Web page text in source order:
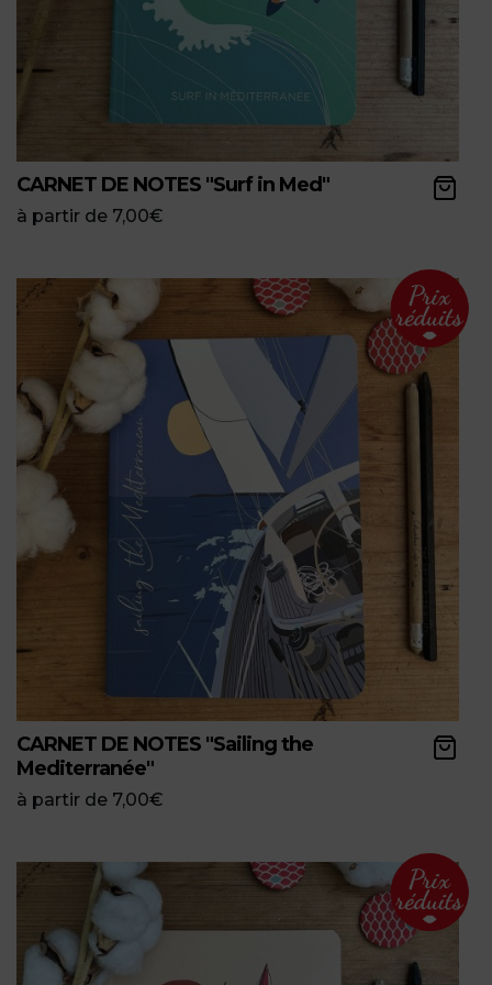
CARNET DE NOTES "Surf in Med"
à partir de 7,00€
CARNET DE NOTES "Sailing the
Mediterranée"
à partir de 7,00€